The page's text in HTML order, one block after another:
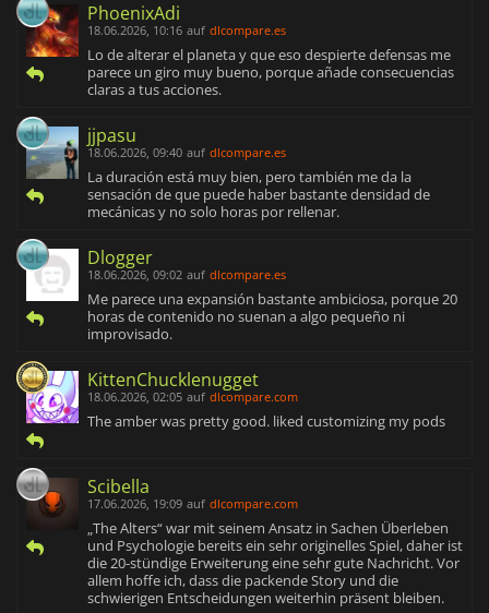
PhoenixAdi
18.06.2026, 10:16 auf dlcompare.es
Lo de alterar el planeta y que eso despierte defensas me
parece un giro muy bueno, porque añade consecuencias
claras a tus acciones.
jjpasu
18.06.2026, 09:40 auf dlcompare.es
La duración está muy bien, pero también me da la
sensación de que puede haber bastante densidad de
mecánicas y no solo horas por rellenar.
Dlogger
18.06.2026, 09:02 auf dlcompare.es
Me parece una expansión bastante ambiciosa, porque 20
horas de contenido no suenan a algo pequeño ni
improvisado.
KittenChucklenugget
18.06.2026, 02:05 auf dlcompare.com
The amber was pretty good. liked customizing my pods
Scibella
17.06.2026, 19:09 auf dlcompare.com
„The Alters“ war mit seinem Ansatz in Sachen Überleben
und Psychologie bereits ein sehr originelles Spiel, daher ist
die 20-stündige Erweiterung eine sehr gute Nachricht. Vor
allem hoffe ich, dass die packende Story und die
schwierigen Entscheidungen weiterhin präsent bleiben.